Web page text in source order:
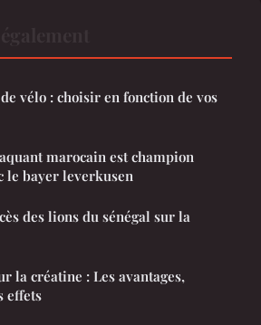
vélo : choisir en fonction de vos
marocain est champion
le bayer leverkusen
des lions du sénégal sur la
la créatine : Les avantages,
effets